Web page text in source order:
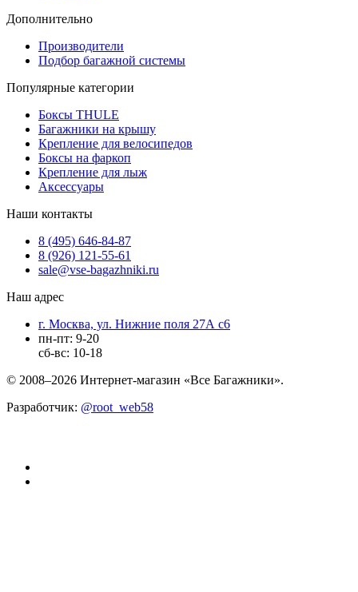
Дополнительно
Производители
Подбор багажной системы
Популярные категории
Боксы THULE
Багажники на крышу
Крепление для велосипедов
Боксы на фаркоп
Крепление для лыж
Аксессуары
Наши контакты
8 (495) 646-84-87
8 (926) 121-55-61
sale@vse-bagazhniki.ru
Наш адрес
г. Москва, ул. Нижние поля 27А с6
пн-пт: 9-20
сб-вс: 10-18
© 2008–2026 Интернет-магазин «Все Багажники».
Разработчик: @root_web58